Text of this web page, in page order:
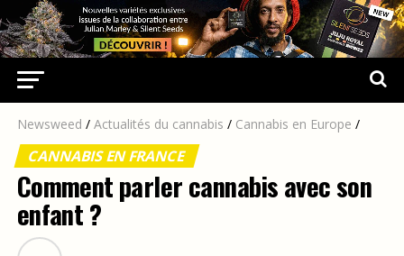
Newsweed / Actualités du cannabis / Cannabis en Europe /
CANNABIS EN FRANCE
Comment parler cannabis avec son
enfant ?